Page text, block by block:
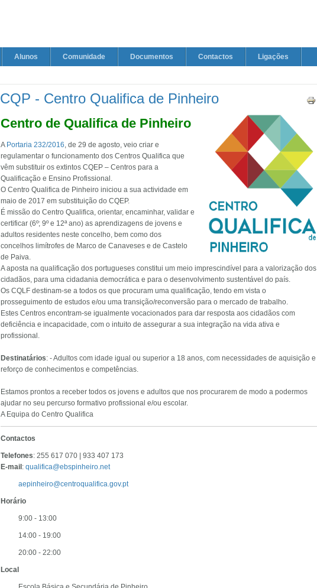
Alunos Comunidade Documentos Contactos Ligações
CQP - Centro Qualifica de Pinheiro
Centro de Qualifica de Pinheiro
A Portaria 232/2016, de 29 de agosto, veio criar e
regulamentar o funcionamento dos Centros Qualifica que
vêm substituir os extintos CQEP – Centros para a
Qualificação e Ensino Profissional.
O Centro Qualifica de Pinheiro iniciou a sua actividade em
maio de 2017 em substituição do CQEP.
É missão do Centro Qualifica, orientar, encaminhar, validar e
certificar (6º; 9º e 12ª ano) as aprendizagens de jovens e
adultos residentes neste concelho, bem como dos
concelhos limítrofes de Marco de Canaveses e de Castelo
de Paiva.
A aposta na qualificação dos portugueses constitui um meio imprescindível para a valorização dos
cidadãos, para uma cidadania democrática e para o desenvolvimento sustentável do país.
Os CQLF destinam-se a todos os que procuram uma qualificação, tendo em vista o
prosseguimento de estudos e/ou uma transição/reconversão para o mercado de trabalho.
Estes Centros encontram-se igualmente vocacionados para dar resposta aos cidadãos com
deficiência e incapacidade, com o intuito de assegurar a sua integração na vida ativa e
profissional.
Destinatários: - Adultos com idade igual ou superior a 18 anos, com necessidades de aquisição e
reforço de conhecimentos e competências.
Estamos prontos a receber todos os jovens e adultos que nos procurarem de modo a podermos
ajudar no seu percurso formativo profissional e/ou escolar.
A Equipa do Centro Qualifica
Contactos
Telefones: 255 617 070 | 933 407 173
E-mail : qualifica@ebspinheiro.net
aepinheiro@centroqualifica.gov.pt
Horário
9:00 - 13:00
14:00 - 19:00
20:00 - 22:00
Local